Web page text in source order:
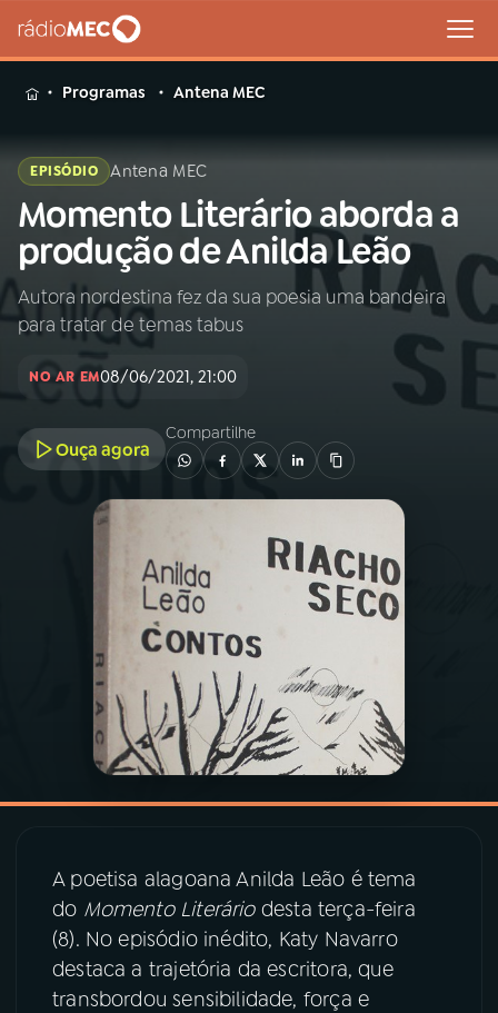
MENU
Buscar
na
Rádio
MEC
Buscar
Início
01INÍCIO
PROGRAMAS
PODCASTS
VIDEOCASTS
08PRÊMIO RÁDIO MEC
ACOMPANHE A RÁDIO MEC
Programas Antena MEC
EPISÓDIO Antena MEC
Momento Literário aborda a
produção de Anilda Leão
Autora nordestina fez da sua poesia uma bandeira
para tratar de temas tabus
NO AR EM08/06/2021, 21:00
Ouça agora
Compartilhe
A poetisa alagoana Anilda Leão é tema
do Momento Literáriodesta terça-feira
(8). No episódio inédito, Katy Navarro
destaca a trajetória da escritora, que
transbordou sensibilidade, força e